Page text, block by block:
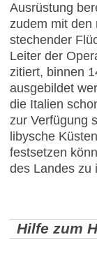
Ausrüstung
zudem mit den
stechender
Leiter der
zitiert, binnen
ausgebildet
die Italien
zur Verfügung
libysche
festsetzen
des Landes zu
Hilfe zum